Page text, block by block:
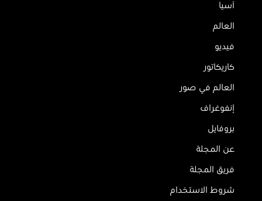
آسيا
العالم
فيديو
كاريكاتور
العالم في صور
إنفوغراف
بروفايل
عن المجلة
فريق المجلة
شروط الاستخدام